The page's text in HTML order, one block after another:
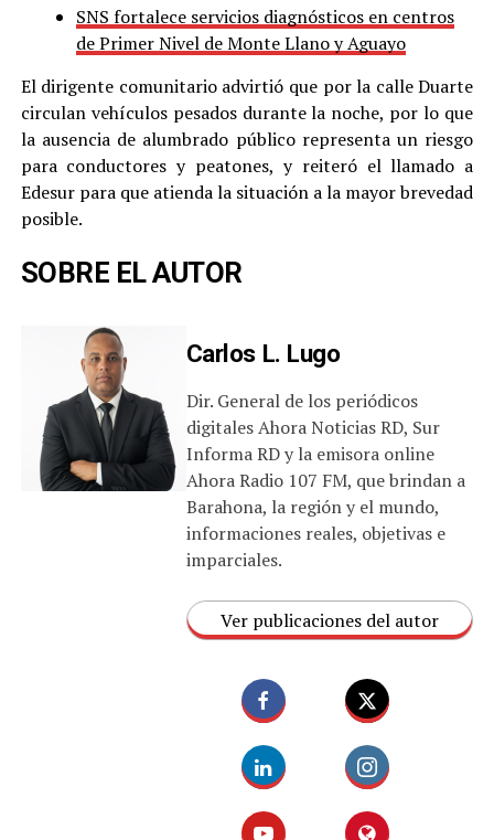
SNS fortalece servicios diagnósticos en centros
de Primer Nivel de Monte Llano y Aguayo
El dirigente comunitario advirtió que por la calle Duarte
circulan vehículos pesados durante la noche, por lo que
la ausencia de alumbrado público representa un riesgo
para conductores y peatones, y reiteró el llamado a
Edesur para que atienda la situación a la mayor brevedad
posible.
SOBRE EL AUTOR
Carlos L. Lugo
Dir. General de los periódicos
digitales Ahora Noticias RD, Sur
Informa RD y la emisora online
Ahora Radio 107 FM, que brindan a
Barahona, la región y el mundo,
informaciones reales, objetivas e
imparciales.
Ver publicaciones del autor